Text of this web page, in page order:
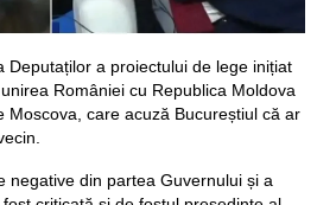
Deputaților a proiectului de lege inițiat
României cu Republica Moldova
Moscova, care acuză Bucureștiul că ar
negative din partea Guvernului și a